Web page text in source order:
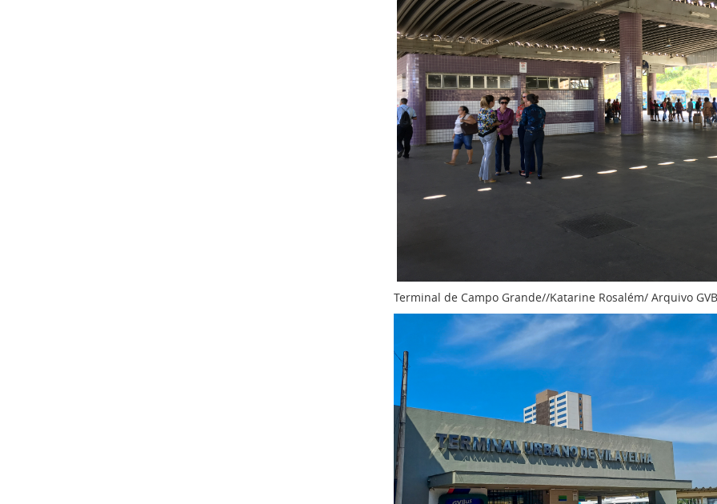
Terminal de Campo Grande//Katarine Rosalém/ Arquivo